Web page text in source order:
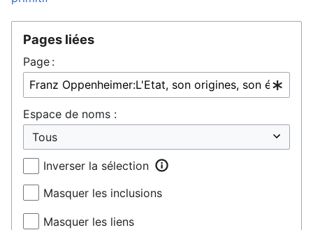
Pages liées
Page :
Espace de noms :
Inverser la sélection
Masquer les inclusions
Masquer les liens